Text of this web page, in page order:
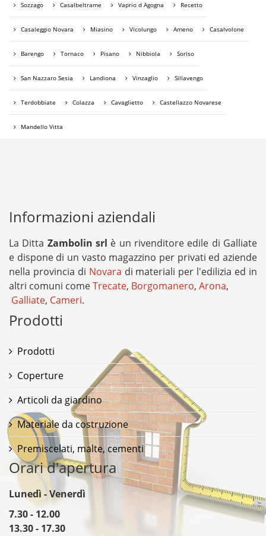
Sozzago Casalbeltrame Vaprio d Agogna Recetto
Casaleggio Novara Miasino Vicolungo Ameno Casalvolone
Barengo Tornaco Pisano Nibbiola Soriso
San Nazzaro Sesia Landiona Vinzaglio Sillavengo
Terdobbiate Colazza Cavaglietto Castellazzo Novarese
Mandello Vitta
Informazioni aziendali
La Ditta Zambolin srl è un rivenditore edile di Galliate
e dispone di un vasto magazzino per privati ed aziende
nella provincia di Novara di materiali per l'edilizia ed in
altri comuni comeTrecate, Borgomanero, Arona,
Galliate, Cameri.
Prodotti
Prodotti
Coperture
Articoli da giardino
Materiale da costruzione
Premiscelati, malte, cementi
Orari d'apertura
Lunedì - Venerdì
7.30 - 12.00
13.30 - 17.30